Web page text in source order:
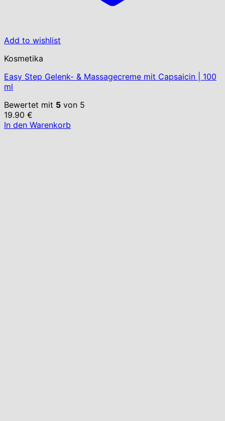
Add to wishlist
Kosmetika
Easy Step Gelenk- & Massagecreme mit Capsaicin | 100
ml
Bewertet mit 5 von 5
19.90 €
In den Warenkorb